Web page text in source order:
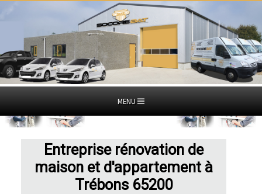
MENU
Entreprise rénovation de
maison et d'appartement à
Trébons 65200